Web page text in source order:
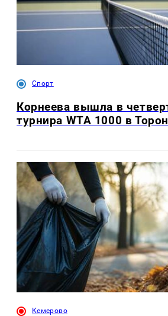
Спорт
Корнеева вышла в
турнира WTA 1000 в
Кемерово